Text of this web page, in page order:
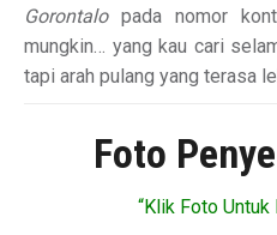
Gorontalopada nomor
mungkin… yang kau cari
tapi arah pulang yang terasa
Foto
“Klik Foto